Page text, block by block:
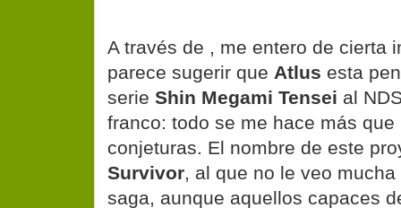
A través de , me entero de cierta
parece sugerir que Atlus esta
serie Shin Megami Tensei al
franco: todo se me hace más
conjeturas. El nombre de este
Survivor, al que no le veo
saga, aunque aquellos capaces